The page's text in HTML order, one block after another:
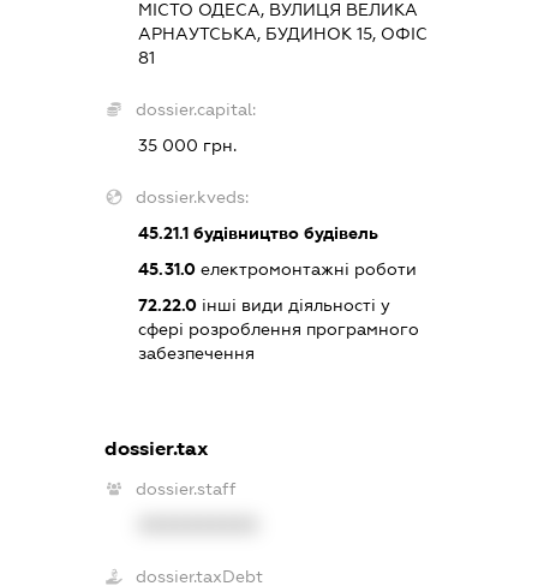
МІСТО ОДЕСА, ВУЛИЦЯ ВЕЛИКА
АРНАУТСЬКА, БУДИНОК 15, ОФІС
81
dossier.capital:
35 000 грн.
dossier.kveds:
45.21.1будівництво будівель
45.31.0електромонтажні роботи
72.22.0інші види діяльності у
сфері розроблення програмного
забезпечення
dossier.tax
dossier.staff
dossier.taxDebt